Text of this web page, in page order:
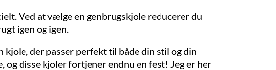
Ved at vælge en genbrugskjole reducerer du
igen og igen.
kjole, der passer perfekt til både din stil og din
disse kjoler fortjener endnu en fest! Jeg er her